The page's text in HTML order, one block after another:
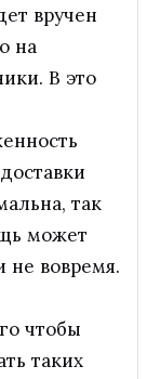
вручен
на
В это
так
может
не вовремя.
чтобы
таких